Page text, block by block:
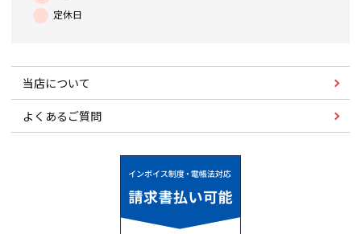
当店について
よくあるご質問